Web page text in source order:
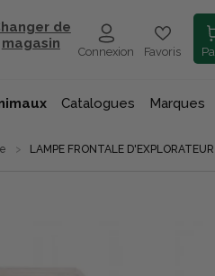
de
magasin
Connexion Favoris
Catalogues Marques
LAMPE FRONTALE